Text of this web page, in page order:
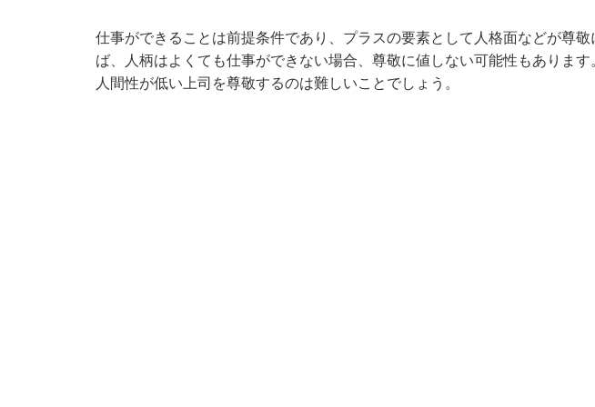
仕事ができることは前提条件であり、プラスの要素として人格面などが尊敬
ば、人柄はよくても仕事ができない場合、尊敬に値しない可能性もあります
人間性が低い上司を尊敬するのは難しいことでしょう。